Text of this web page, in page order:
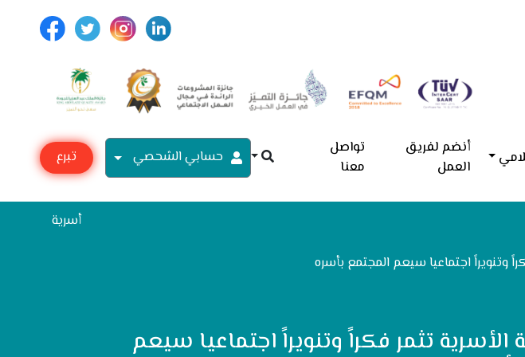
أنضم لفريق
العمل
تواصل
معنا
حسابي الشحصي
تبرع
أسرية
وتنويراً اجتماعيا سيعم المجتمع بأسره
تثمر فكراً وتنويراً اجتماعيا سيعم